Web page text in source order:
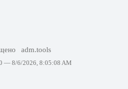
adm.tools
— 8/6/2026, 8:05:08 AM